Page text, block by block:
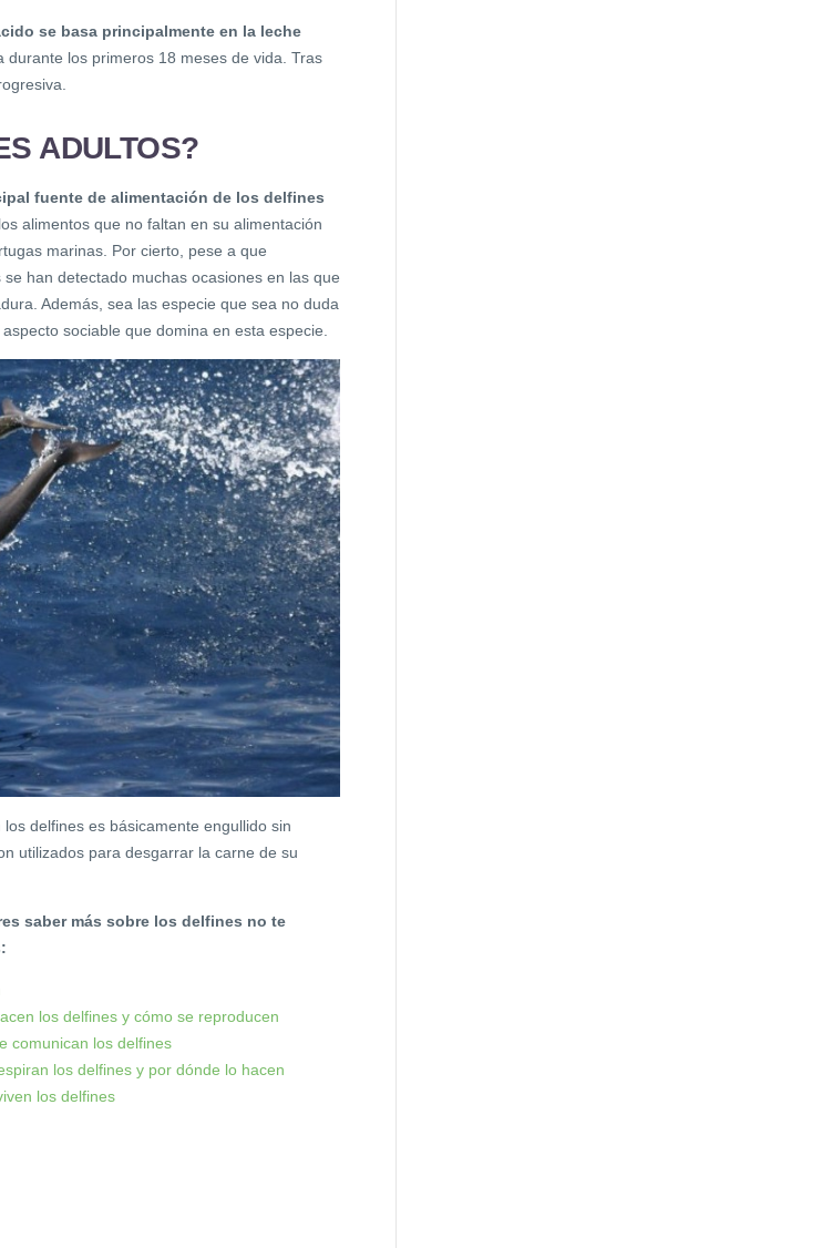
se basa principalmente en la leche
durante los primeros 18 meses de vida. Tras
ADULTOS?
fuente de alimentación de los delfines
los alimentos que no faltan en su alimentación
marinas. Por cierto, pese a que
han detectado muchas ocasiones en las que
Además, sea las especie que sea no duda
sociable que domina en esta especie.
delfines es básicamente engullido sin
utilizados para desgarrar la carne de su
saber más sobre los delfines no te
los delfines y cómo se reproducen
comunican los delfines
los delfines y por dónde lo hacen
los delfines